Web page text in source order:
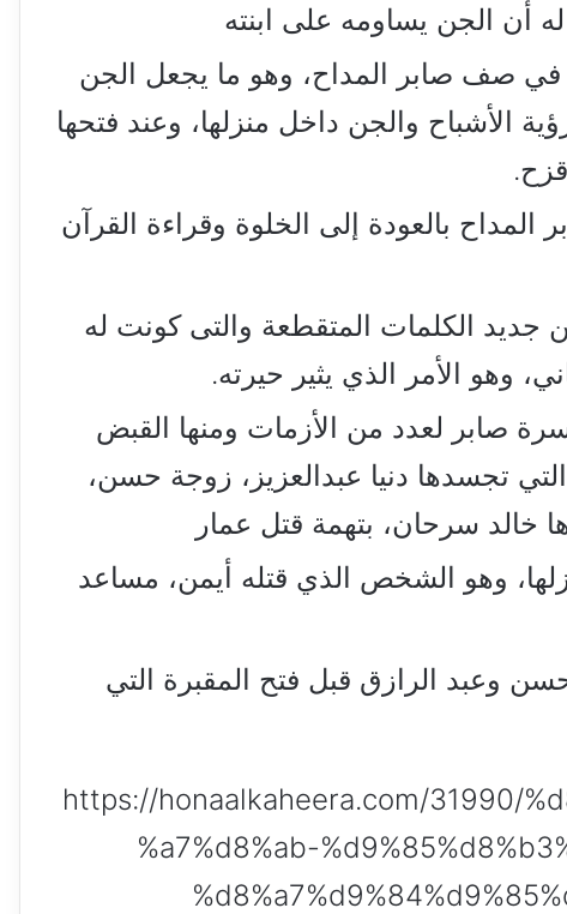
أن الجن يساومه على ابنته
في صف صابر المداح، وهو ما يجعل الجن
الأشباح والجن داخل منزلها، وعند فتحها
المداح بالعودة إلى الخلوة وقراءة القرآن
جديد الكلمات المتقطعة والتى كونت له
وهو الأمر الذي يثير حيرته.
صابر لعدد من الأزمات ومنها القبض
تجسدها دنيا عبدالعزيز، زوجة حسن،
سرحان، بتهمة قتل عمار
وهو الشخص الذي قتله أيمن، مساعد
وعبد الرازق قبل فتح المقبرة التي
https://honaalkaheera.com/31990/
%a7%d8%ab-